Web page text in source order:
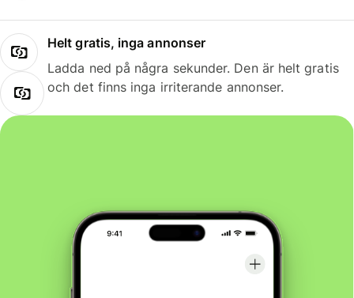
Helt gratis, inga annonser
Ladda ned på några sekunder. Den är helt gratis
och det finns inga irriterande annonser.